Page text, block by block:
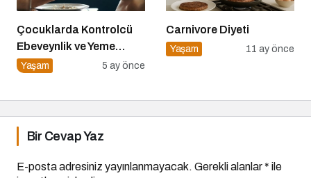
Çocuklarda Kontrolcü
Ebeveynlik ve Yeme
Direnci
Yaşam 5 ay önce
Carnivore Diyeti
Yaşam 11 ay önce
Bir Cevap Yaz
E-posta adresiniz yayınlanmayacak. Gerekli alanlar* ile